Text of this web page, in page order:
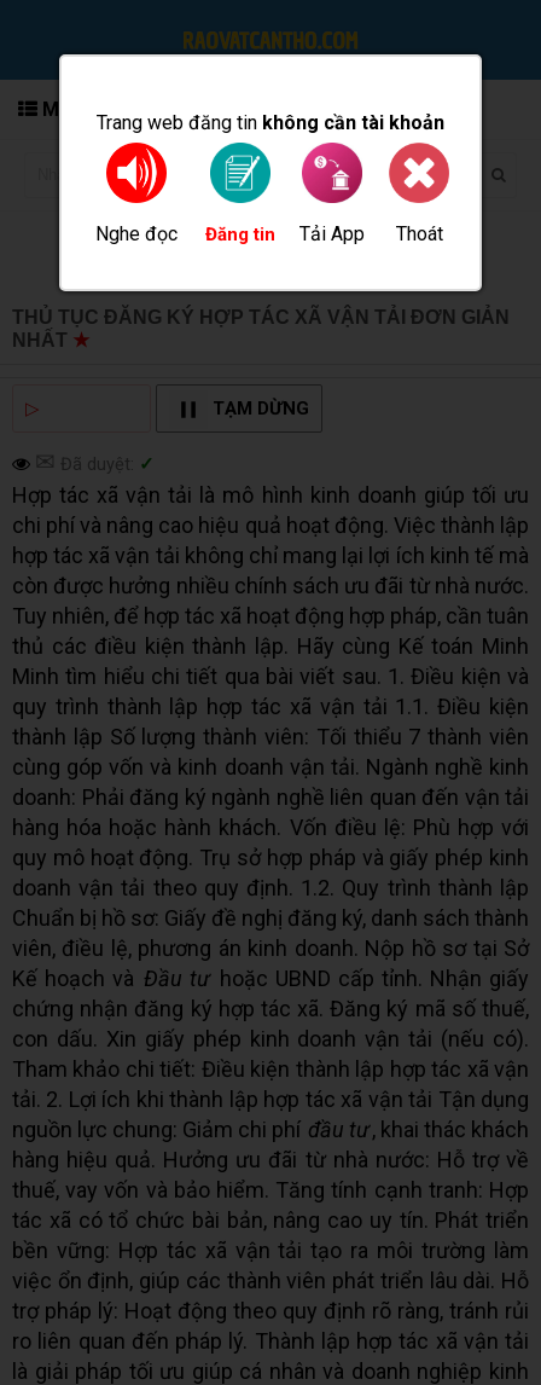
Trang web đăng tin không cần tài khoản
Nghe đọc Đăng tin Tải App Thoát
MENU
THỦ TỤC ĐĂNG KÝ HỢP TÁC XÃ VẬN TẢI ĐƠN GIẢN
NHẤT ★
▷ TẠM DỪNG
✉ Đã duyệt: ✓
Hợp tác xã vận tải là mô hình kinh doanh giúp tối ưu
chi phí và nâng cao hiệu quả hoạt động. Việc thành lập
hợp tác xã vận tải không chỉ mang lại lợi ích kinh tế mà
còn được hưởng nhiều chính sách ưu đãi từ nhà nước.
Tuy nhiên, để hợp tác xã hoạt động hợp pháp, cần tuân
thủ các điều kiện thành lập. Hãy cùng Kế toán Minh
Minh tìm hiểu chi tiết qua bài viết sau. 1. Điều kiện và
quy trình thành lập hợp tác xã vận tải 1.1. Điều kiện
thành lập Số lượng thành viên: Tối thiểu 7 thành viên
cùng góp vốn và kinh doanh vận tải. Ngành nghề kinh
doanh: Phải đăng ký ngành nghề liên quan đến vận tải
hàng hóa hoặc hành khách. Vốn điều lệ: Phù hợp với
quy mô hoạt động. Trụ sở hợp pháp và giấy phép kinh
doanh vận tải theo quy định. 1.2. Quy trình thành lập
Chuẩn bị hồ sơ: Giấy đề nghị đăng ký, danh sách thành
viên, điều lệ, phương án kinh doanh. Nộp hồ sơ tại Sở
Kế hoạch và Đầu tư hoặc UBND cấp tỉnh. Nhận giấy
chứng nhận đăng ký hợp tác xã. Đăng ký mã số thuế,
con dấu. Xin giấy phép kinh doanh vận tải (nếu có).
Tham khảo chi tiết: Điều kiện thành lập hợp tác xã vận
tải. 2. Lợi ích khi thành lập hợp tác xã vận tải Tận dụng
nguồn lực chung: Giảm chi phí đầu tư, khai thác khách
hàng hiệu quả. Hưởng ưu đãi từ nhà nước: Hỗ trợ về
thuế, vay vốn và bảo hiểm. Tăng tính cạnh tranh: Hợp
tác xã có tổ chức bài bản, nâng cao uy tín. Phát triển
bền vững: Hợp tác xã vận tải tạo ra môi trường làm
việc ổn định, giúp các thành viên phát triển lâu dài. Hỗ
trợ pháp lý: Hoạt động theo quy định rõ ràng, tránh rủi
ro liên quan đến pháp lý. Thành lập hợp tác xã vận tải
là giải pháp tối ưu giúp cá nhân và doanh nghiệp kinh